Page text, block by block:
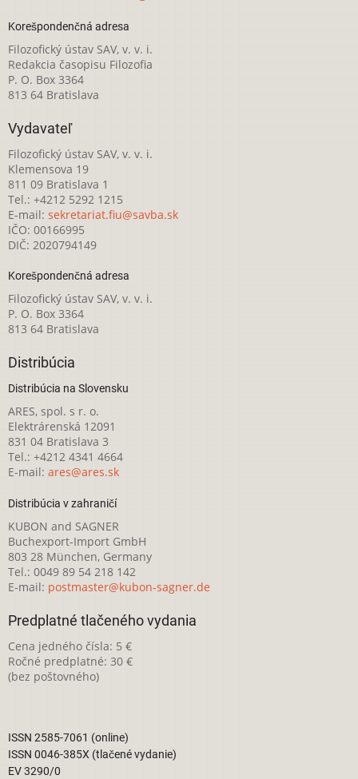
Korešpondenčná adresa
Filozofický ústav SAV, v. v. i.
Redakcia časopisu Filozofia
P. O. Box 3364
813 64 Bratislava
Vydavateľ
Filozofický ústav SAV, v. v. i.
Klemensova 19
811 09 Bratislava 1
Tel.: +4212 5292 1215
E-mail: sekretariat.fiu@savba.sk
IČO: 00166995
DIČ: 2020794149
Korešpondenčná adresa
Filozofický ústav SAV, v. v. i.
P. O. Box 3364
813 64 Bratislava
Distribúcia
Distribúcia na Slovensku
ARES, spol. s r. o.
Elektrárenská 12091
831 04 Bratislava 3
Tel.: +4212 4341 4664
E-mail: ares@ares.sk
Distribúcia v zahraničí
KUBON and SAGNER
Buchexport-Import GmbH
803 28 München, Germany
Tel.: 0049 89 54 218 142
E-mail: postmaster@kubon-sagner.de
Predplatné tlačeného vydania
Cena jedného čísla: 5 €
Ročné predplatné: 30 €
(bez poštovného)
ISSN 2585-7061 (online)
ISSN 0046-385X (tlačené vydanie)
EV 3290/0